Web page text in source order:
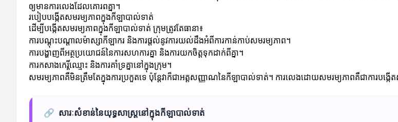
ឲ្យមានការលេងដែលគោរពគ្នា។
របៀបបង្កើតសមរម្យភាពក្នុងកីឡាបាល់ទាត់
ដើម្បីបង្កើតសមរម្យភាពក្នុងកីឡាបាល់ទាត់ ក្រុមត្រូវតែធានា៖
ការបណ្តុះបណ្តាលម៉ាស្សាកីឡាករ និងការផ្តល់នូវការយល់ដឹងអំពីការកាន់កាប់សមរម្យភាព។
ការបង្ហាញពីអត្ថប្រយោជន៍នៃការសហការគ្នា និងការយកចិត្តទុកដាក់ពីគ្នា។
ការកសាងកេរ្តិ៍ឈ្មោះ និងការគាំទ្រគ្នានៅក្នុងក្រុម។
សមរម្យភាពគឺមិនត្រឹមតែក្នុងការប្រកួតទេ ប៉ុន្តែវាក៏ជាអត្តសញ្ញាណនៃកីឡាបាល់ទាត់។ ការលេងដោយសមរម្យភាពគឺជាការប
🔗 សារៈសំខាន់នៃយុទ្ធសាស្ត្រនៅក្នុងកីឡាបាល់ទាត់